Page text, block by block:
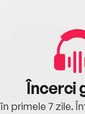
Încerci
în primele 7 zile.